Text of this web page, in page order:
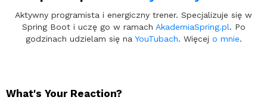
Aktywny programista i energiczny trener. Specjalizuje się w
Spring Boot i uczę go w ramach AkademiaSpring.pl. Po
godzinach udzielam się na YouTubach. Więcej o mnie.
What's Your Reaction?